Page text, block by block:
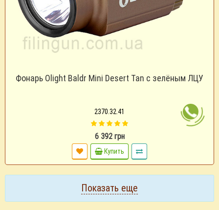
Фонарь Olight Baldr Mini Desert Tan с зелёным ЛЦУ
2370.32.41
6 392 грн
Купить
Показать еще